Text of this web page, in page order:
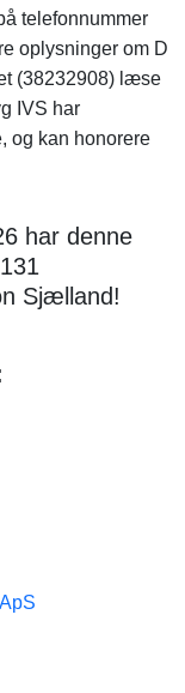
telefonnummer
oplysninger om D
(38232908) læse
IVS har
og kan honorere
har denne
Sjælland!